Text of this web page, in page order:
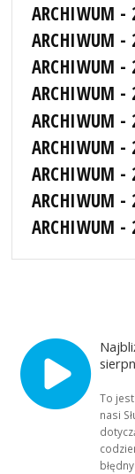
ARCHIWUM -
ARCHIWUM -
ARCHIWUM -
ARCHIWUM -
ARCHIWUM -
ARCHIWUM -
ARCHIWUM -
ARCHIWUM -
ARCHIWUM -
To
nasi